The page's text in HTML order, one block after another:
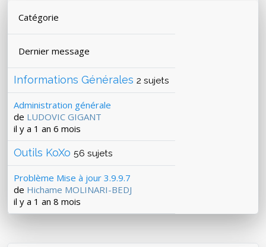
Catégorie
Dernier message
Informations Générales 2 sujets
Administration générale
de LUDOVIC GIGANT
il y a 1 an 6 mois
Outils KoXo 56 sujets
Problème Mise à jour 3.9.9.7
de Hichame MOLINARI-BEDJ
il y a 1 an 8 mois